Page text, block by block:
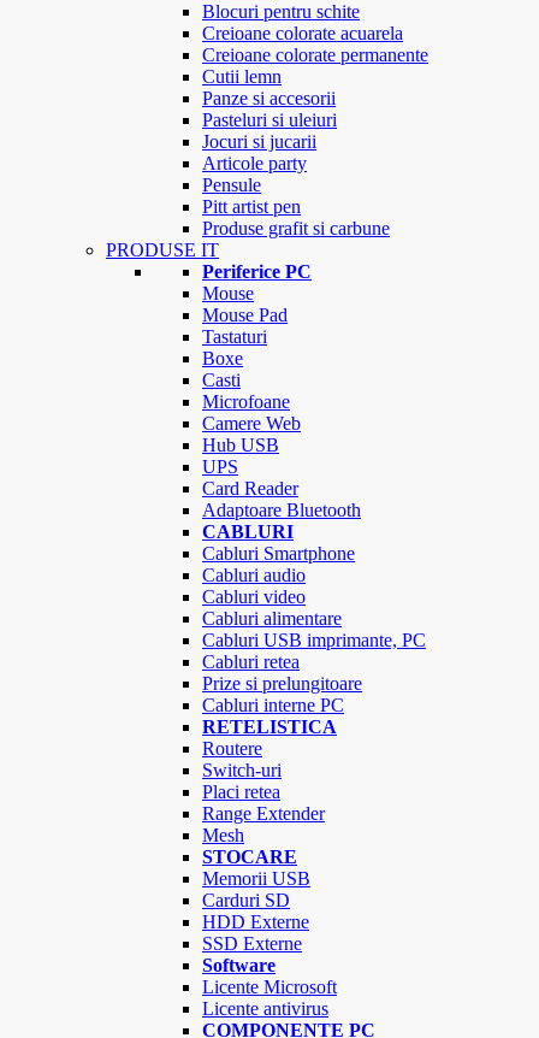
Blocuri pentru schite
Creioane colorate acuarela
Creioane colorate permanente
Cutii lemn
Panze si accesorii
Pasteluri si uleiuri
Jocuri si jucarii
Articole party
Pensule
Pitt artist pen
Produse grafit si carbune
PRODUSE IT
Periferice PC
Mouse
Mouse Pad
Tastaturi
Boxe
Casti
Microfoane
Camere Web
Hub USB
UPS
Card Reader
Adaptoare Bluetooth
CABLURI
Cabluri Smartphone
Cabluri audio
Cabluri video
Cabluri alimentare
Cabluri USB imprimante, PC
Cabluri retea
Prize si prelungitoare
Cabluri interne PC
RETELISTICA
Routere
Switch-uri
Placi retea
Range Extender
Mesh
STOCARE
Memorii USB
Carduri SD
HDD Externe
SSD Externe
Software
Licente Microsoft
Licente antivirus
COMPONENTE PC